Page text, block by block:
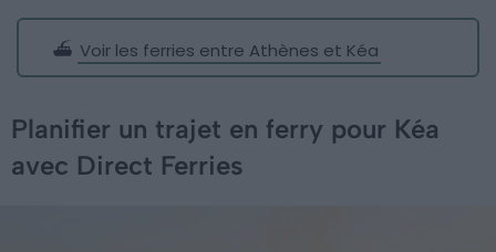
⛴️ Voir les ferries entre Athènes et Kéa
Planifier un trajet en ferry pour Kéa
avec Direct Ferries